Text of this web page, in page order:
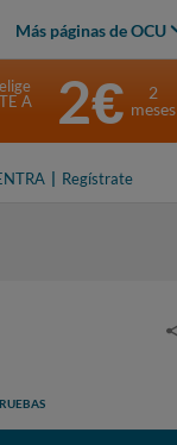
Más páginas de OCU
Regístrate
A
2€
2
meses